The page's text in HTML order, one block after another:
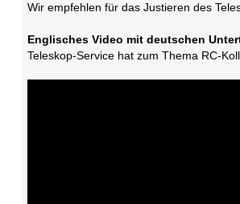
Wir empfehlen für das Justieren des
Englisches Video mit deutschen
Teleskop-Service hat zum Thema RC-